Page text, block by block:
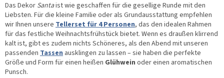
Das Dekor Santaist wie geschaffen für die gesellige Runde mit den
Liebsten. Für die kleine Familie oder als Grundausstattung empfehlen
wir Ihnen unsere Tellerset für 4 Personen, das den idealen Rahmen
für das festliche Weihnachtsfrühstück bietet. Wenn es draußen klirrend
kalt ist, gibt es zudem nichts Schöneres, als den Abend mit unseren
passenden Tassen ausklingen zu lassen – sie haben die perfekte
Größe und Form für einen heißen Glühwein oder einen aromatischen
Punsch.